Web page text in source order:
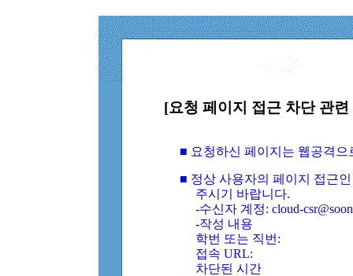
[요청 페이지 접근 차단 관
■ 요청하신 페이지는 웹공격
■ 정상 사용자의 페이지 접근
주시기 바랍니다.
-수신자 계정: cloud-
-작성 내용
학번 또는 직번:
접속 URL:
차단된 시간